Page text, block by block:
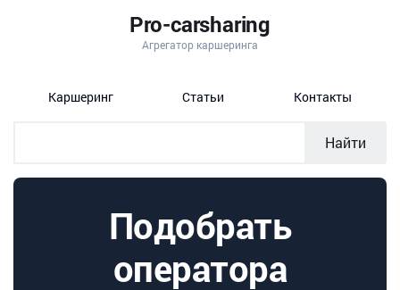
Pro-carsharing
Агрегатор каршеринга
Каршеринг Статьи Контакты
Найти
Подобрать
оператора